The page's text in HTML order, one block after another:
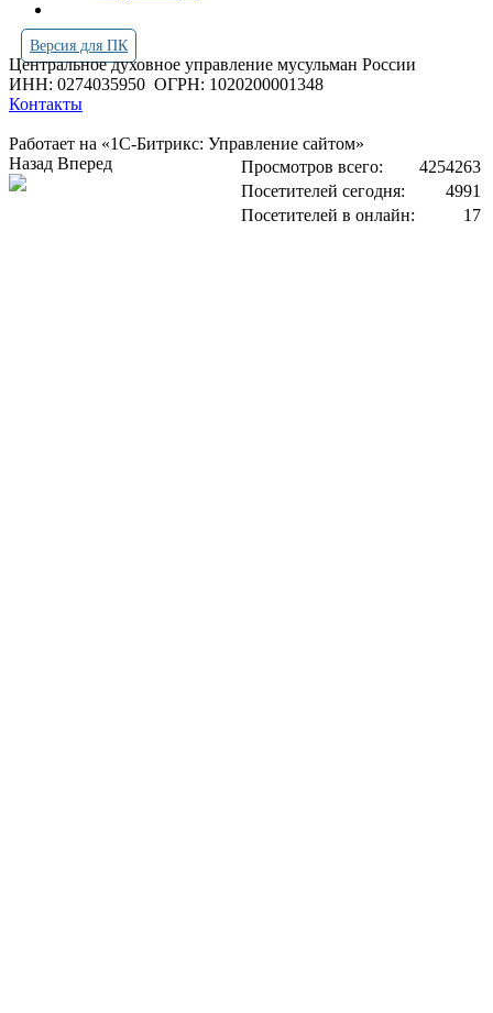
Версия для ПК
Центральное духовное управление мусульман России
ИНН: 0274035950 ОГРН: 1020200001348
Контакты
Работает на «1С-Битрикс: Управление сайтом»
Просмотров всего:
4254263
Посетителей сегодня:
4991
Посетителей в онлайн:
17
Назад Вперед